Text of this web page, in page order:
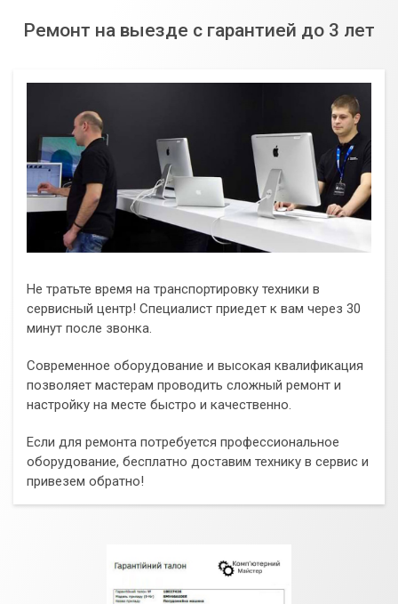
Ремонт на выезде с гарантией до 3 лет
Не тратьте время на транспортировку техники в
сервисный центр! Специалист приедет к вам через 30
минут после звонка.
Современное оборудование и высокая квалификация
позволяет мастерам проводить сложный ремонт и
настройку на месте быстро и качественно.
Если для ремонта потребуется профессиональное
оборудование, бесплатно доставим технику в сервис и
привезем обратно!